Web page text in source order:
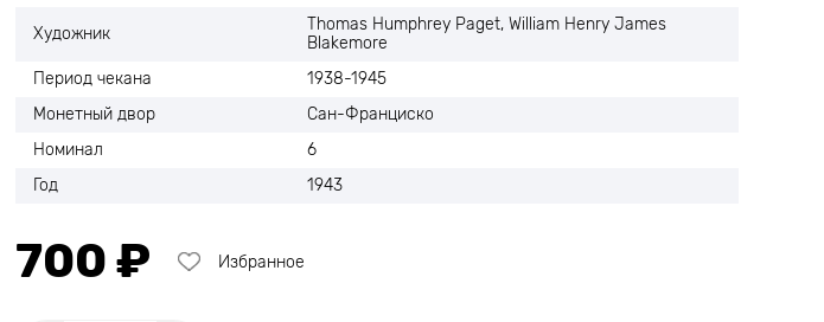
Художник
Thomas Humphrey Paget, William Henry James
Blakemore
Период чекана
1938-1945
Монетный двор
Сан-Франциско
Номинал
6
Год
1943
700 ₽ Избранное